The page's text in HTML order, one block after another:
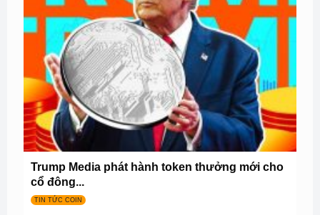
Trump Media phát hành token thưởng mới cho
cổ đông...
TIN TỨC COIN